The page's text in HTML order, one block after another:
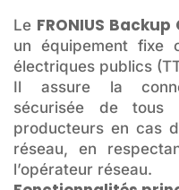
Le FRONIUS
un équipement fixe
électriques publics
Il assure la
sécurisée de tous
producteurs en cas
réseau, en
l’opérateur réseau.